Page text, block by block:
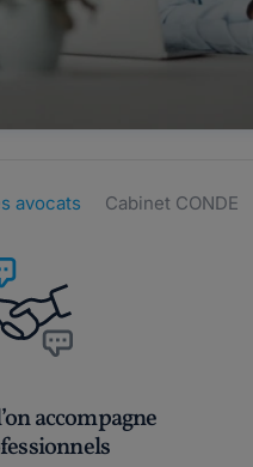
avocats Cabinet CONDE
accompagne